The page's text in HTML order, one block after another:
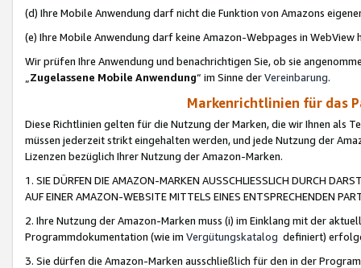
(d) Ihre Mobile Anwendung darf nicht die Funktion von Amazons
(e) Ihre Mobile Anwendung darf keine Amazon-Webpages in WebView
Wir prüfen Ihre Anwendung und benachrichtigen Sie, ob sie
„Zugelassene Mobile Anwendung“ im Sinne derVereinbarung.
Markenrichtlinien für das
Diese Richtlinien gelten für die Nutzung der Marken, die wir Ihnen als
müssen jederzeit strikt eingehalten werden, und jede Nutzung der
Lizenzen bezüglich Ihrer Nutzung der Amazon-Marken.
1. SIE DÜRFEN DIE AMAZON-MARKEN AUSSCHLIESSLICH DURCH
AUF EINER AMAZON-WEBSITE MITTELS EINES ENTSPRECHENDEN
2. Ihre Nutzung der Amazon-Marken muss (i) im Einklang mit der
Programmdokumentation (wie im Vergütungskatalog definiert)
3. Sie dürfen die Amazon-Marken ausschließlich für den in der